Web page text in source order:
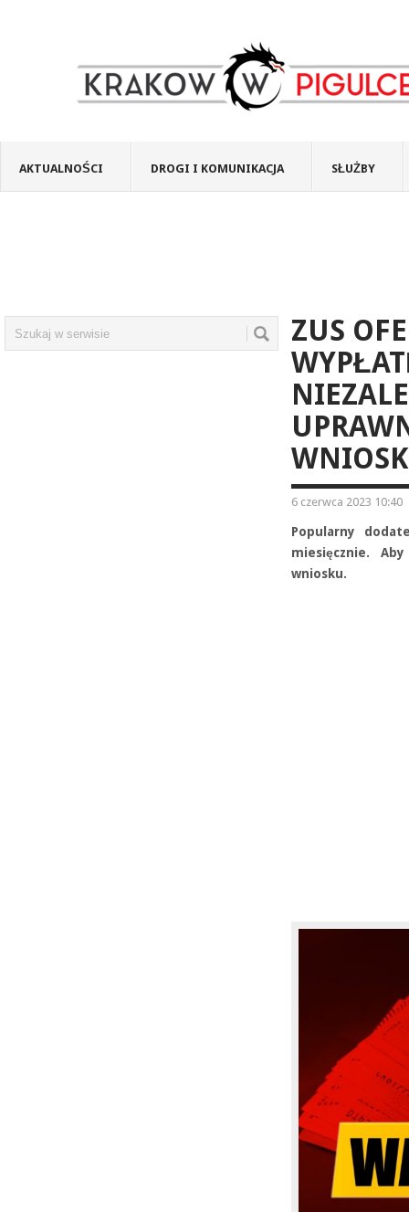
AKTUALNOŚCI DROGI I KOMUNIKACJA SŁUŻBY
ZUS
6 czerwca 2023 10:40
Popularny
miesięcznie.
wniosku.